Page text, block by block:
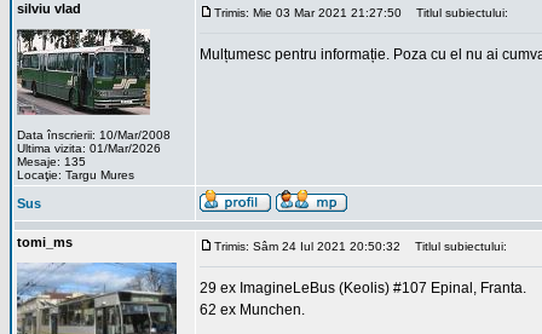
silviu vlad
Data înscrierii: 10/Mar/2008
Ultima vizita: 01/Mar/2026
Mesaje: 135
Locaţie: Targu Mures
Trimis: Mie 03 Mar 2021 21:27:50 Titlul subiectului:
Mulțumesc pentru informație. Poza cu el nu ai
Sus
tomi_ms Trimis: Sâm 24 Iul 2021 20:50:32 Titlul subiectului:
29 ex ImagineLeBus (Keolis) #107 Epinal, Franta.
62 ex Munchen.